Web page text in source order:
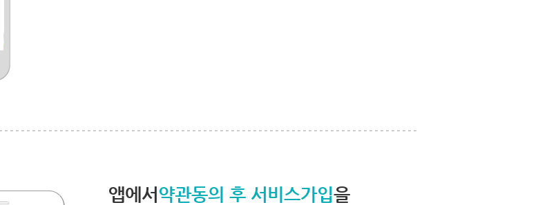
앱에서 약관동의 후 서비스가입을